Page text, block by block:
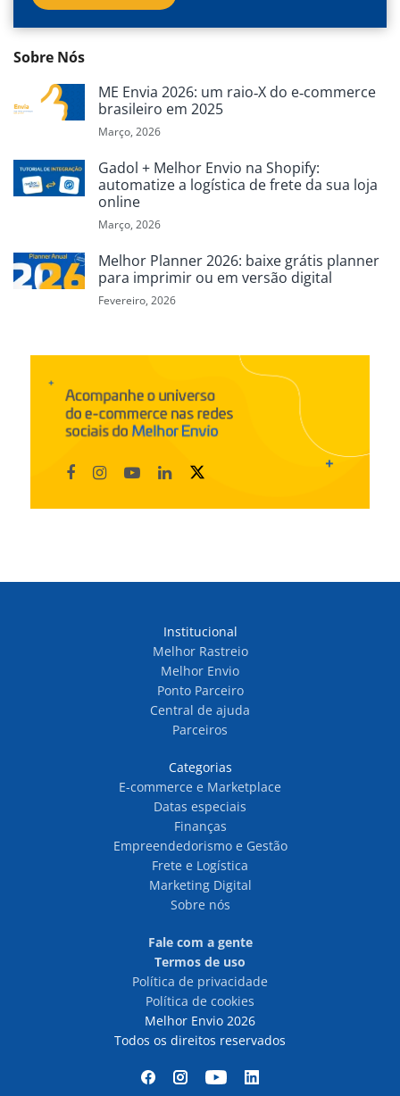
Sobre Nós
ME Envia 2026: um raio‑X do e‑commerce
brasileiro em 2025
Março, 2026
Gadol + Melhor Envio na Shopify:
automatize a logística de frete da sua loja
online
Março, 2026
Melhor Planner 2026: baixe grátis planner
para imprimir ou em versão digital
Fevereiro, 2026
Institucional
Melhor Rastreio
Melhor Envio
Ponto Parceiro
Central de ajuda
Parceiros
Categorias
E-commerce e Marketplace
Datas especiais
Finanças
Empreendedorismo e Gestão
Frete e Logística
Marketing Digital
Sobre nós
Fale com a gente
Termos de uso
Política de privacidade
Política de cookies
Melhor Envio 2026
Todos os direitos reservados